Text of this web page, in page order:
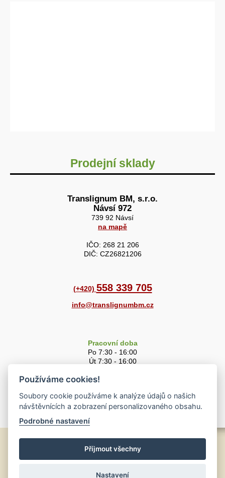
Prodejní sklady
Translignum BM, s.r.o.
Návsí 972
739 92 Návsí
na mapě
IČO: 268 21 206
DIČ: CZ26821206
(+420) 558 339 705
info@translignumbm.cz
Pracovní doba
Po 7:30 - 16:00
Út 7:30 - 16:00
Čt 7:30 - 16:00
So 8:00 - 11:00
Translignum BM, s.r.o.
Mapa stránek
Používáme cookies!
Soubory cookie používáme k analýze údajů o našich
návštěvnících a zobrazení personalizovaného obsahu.
Podrobné nastavení
Příjmout všechny
Nastavení